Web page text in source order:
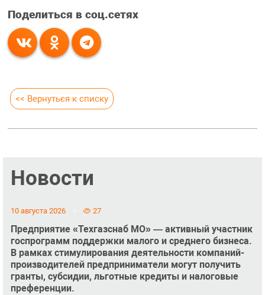
Поделиться в соц.сетях
<< Вернуться к списку
Новости
10 августа 2026 27
Предприятие «Техгазснаб МО» — активный участник
госпрограмм поддержки малого и среднего бизнеса.
В рамках стимулирования деятельности компаний-
производителей предприниматели могут получить
гранты, субсидии, льготные кредиты и налоговые
преференции.